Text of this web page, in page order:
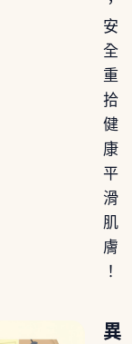
安
全
重
拾
健
康
平
滑
肌
膚
！
異